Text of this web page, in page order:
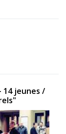
14 jeunes /